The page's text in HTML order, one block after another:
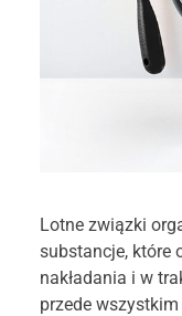
Lotne związki
substancje, które
nakładania i w
przede